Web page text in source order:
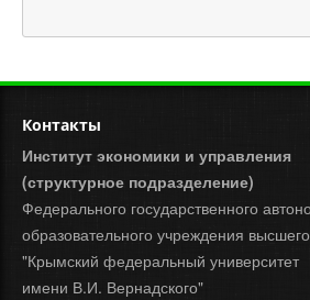
Контакты
Институт экономики и управления
(структурное подразделение)
Федерального государственного
образовательного учреждения
"Крымский федеральный университет
имени В.И. Вернадского"